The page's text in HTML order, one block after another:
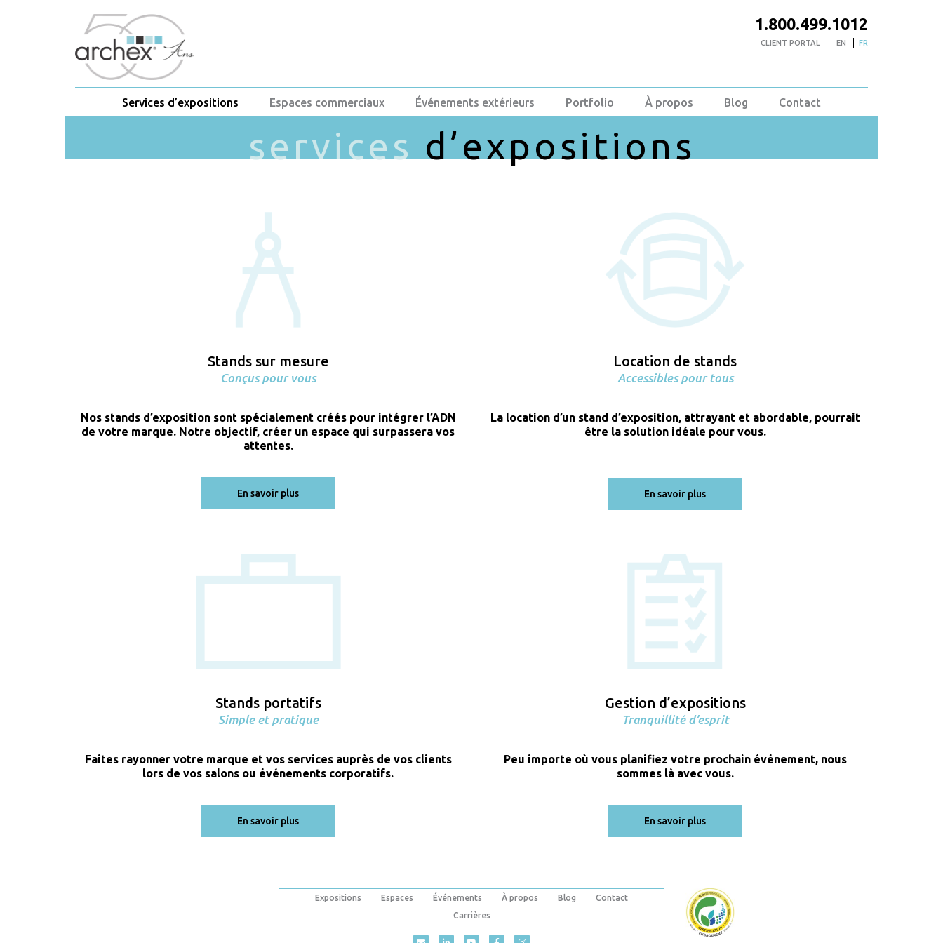
1.800.499.1012
CLIENT PORTAL EN FR
Services d’expositions Espaces commerciaux Événements extérieurs Portfolio À propos Blog Contact
services d’expositions
Stands sur mesure
Conçus pour vous
Nos stands d’exposition sont spécialement créés pour intégrer l’ADN
de votre marque. Notre objectif, créer un espace qui surpassera vos
attentes.
En savoir plus
Location de stands
Accessibles pour tous
La location d’un stand d’exposition, attrayant et abordable, pourrait
être la solution idéale pour vous.
En savoir plus
Stands portatifs
Simple et pratique
Faites rayonner votre marque et vos services auprès de vos clients
lors de vos salons ou événements corporatifs.
En savoir plus
Gestion d’expositions
Tranquillité d’esprit
Peu importe où vous planifiez votre prochain événement, nous
sommes là avec vous.
En savoir plus
Expositions Espaces Événements À propos Blog
Contact
Carrières